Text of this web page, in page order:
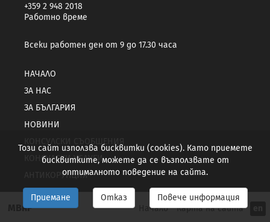
МВнР Начало Карта на сайта
+359 2 948 2018
Работно време
Всеки работен ден от 9 до 17.30 часа
НАЧАЛО
ЗА НАС
ЗА БЪЛГАРИЯ
НОВИНИ
КОНСУЛСКИ СЪОБЩЕНИЯ
КОНСУЛСКИ УСЛУГИ
АНТИКОРУПЦИЯ
Този сайт използва бисквитки (cookies). Като приемете
бисквитките, можете да се възползвате от
оптималното поведение на сайта.
Приемане Отказ Повече информация